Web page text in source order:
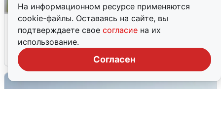
На информационном ресурсе применяются
cookie-файлы. Оставаясь на сайте, вы
подтверждаете свое согласие на их
использование.
Согласен
Волгоградцы остались без
мобильного интернета
6 августа